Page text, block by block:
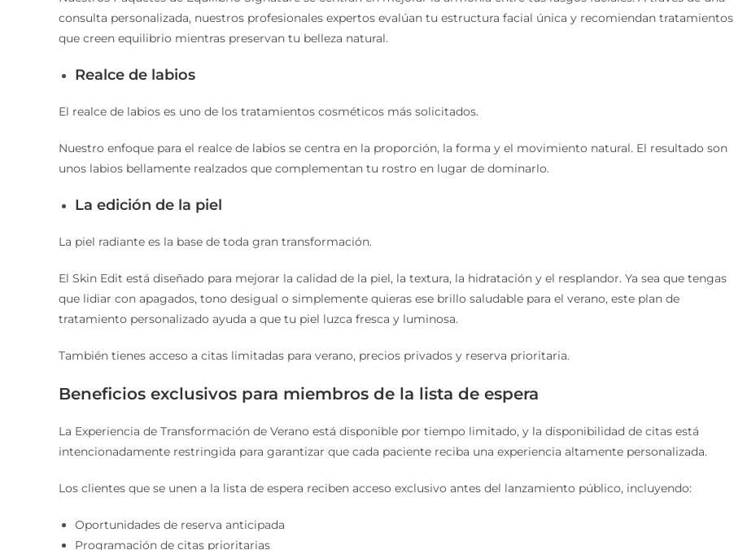
consulta personalizada, nuestros profesionales expertos evalúan tu estructura facial única y recomiendan tratamientos
que creen equilibrio mientras preservan tu belleza natural.
Realce de labios
El realce de labios es uno de los tratamientos cosméticos más solicitados.
Nuestro enfoque para el realce de labios se centra en la proporción, la forma y el movimiento natural. El resultado son
unos labios bellamente realzados que complementan tu rostro en lugar de dominarlo.
La edición de la piel
La piel radiante es la base de toda gran transformación.
El Skin Edit está diseñado para mejorar la calidad de la piel, la textura, la hidratación y el resplandor. Ya sea que tengas
que lidiar con apagados, tono desigual o simplemente quieras ese brillo saludable para el verano, este plan de
tratamiento personalizado ayuda a que tu piel luzca fresca y luminosa.
También tienes acceso a citas limitadas para verano, precios privados y reserva prioritaria.
Beneficios exclusivos para miembros de la lista de espera
La Experiencia de Transformación de Verano está disponible por tiempo limitado, y la disponibilidad de citas está
intencionadamente restringida para garantizar que cada paciente reciba una experiencia altamente personalizada.
Los clientes que se unen a la lista de espera reciben acceso exclusivo antes del lanzamiento público, incluyendo:
Oportunidades de reserva anticipada
Programación de citas prioritarias